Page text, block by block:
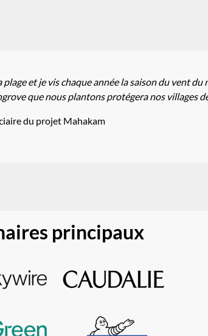
plage et je vis chaque année la saison du vent
que nous plantons protégera nos villages
du projet Mahakam
principaux